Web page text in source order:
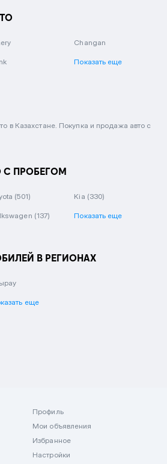
Changan
Показать еще
в Казахстане. Покупка и продажа авто с
С ПРОБЕГОМ
(501) Kia (330)
(137) Показать еще
В РЕГИОНАХ
еще
Профиль
Мои объявления
Избранное
Настройки